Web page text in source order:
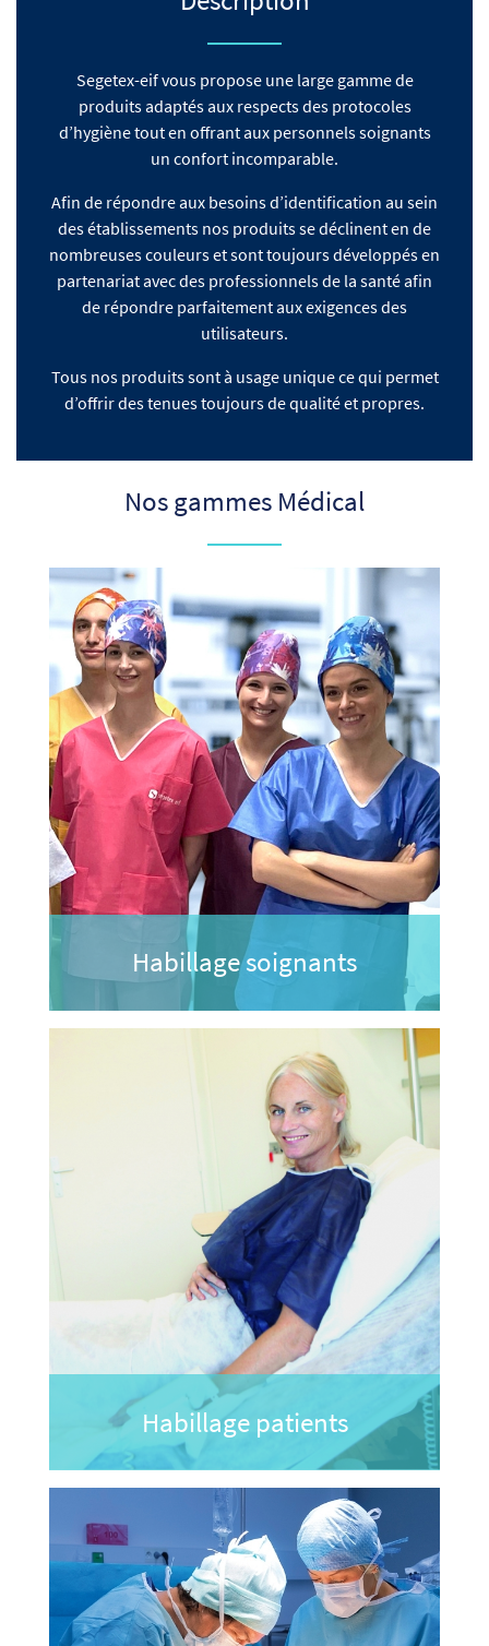
Segetex-eif vous propose une large gamme de
produits adaptés aux respects des protocoles
d’hygiène tout en offrant aux personnels soignants
un confort incomparable.
Afin de répondre aux besoins d’identification au sein
des établissements nos produits se déclinent en de
nombreuses couleurs et sont toujours développés en
partenariat avec des professionnels de la santé afin
de répondre parfaitement aux exigences des
utilisateurs.
Tous nos produits sont à usage unique ce qui permet
d’offrir des tenues toujours de qualité et propres.
Nos gammes Médical
Habillage soignants
Habillage patients